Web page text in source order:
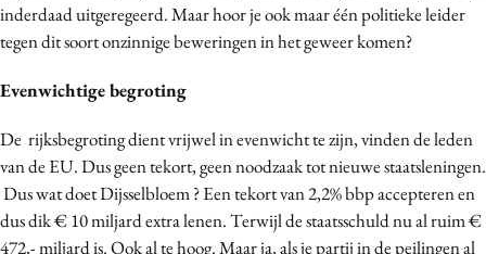
inderdaad uitgeregeerd. Maar hoor je ook maar één politieke leider
tegen dit soort onzinnige beweringen in het geweer komen?
Evenwichtige begroting
De rijksbegroting dient vrijwel in evenwicht te zijn, vinden de leden
van de EU. Dus geen tekort, geen noodzaak tot nieuwe staatsleningen.
Dus wat doet Dijsselbloem ? Een tekort van 2,2% bbp accepteren en
dus dik € 10 miljard extra lenen. Terwijl de staatsschuld nu al ruim €
472,- miljard is. Ook al te hoog. Maar ja, als je partij in de peilingen al